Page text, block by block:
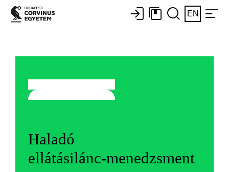
EN
Haladó
ellátásilánc-menedzsment